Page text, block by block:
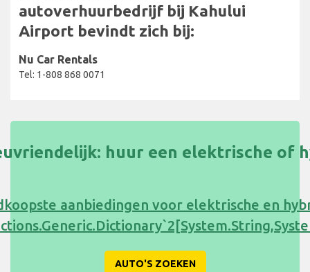
autoverhuurbedrijf bij Kahului
Airport bevindt zich bij:
Nu Car Rentals
Tel: 1-808 868 0071
huur een elektrische of
aanbiedingen voor elektrische en
AUTO'S ZOEKEN